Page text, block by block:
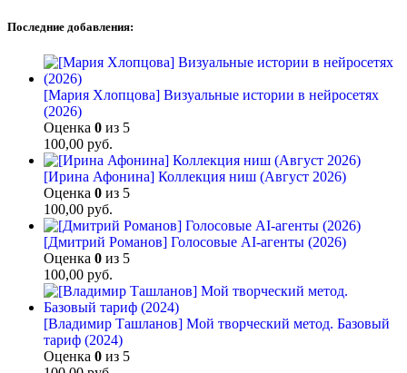
Последние добавления:
[Мария Хлопцова] Визуальные истории в нейросетях
(2026)
Оценка 0 из 5
100,00 руб.
[Ирина Афонина] Коллекция ниш (Август 2026)
Оценка 0 из 5
100,00 руб.
[Дмитрий Романов] Голосовые AI-агенты (2026)
Оценка 0 из 5
100,00 руб.
[Владимир Ташланов] Мой творческий метод. Базовый
тариф (2024)
Оценка 0 из 5